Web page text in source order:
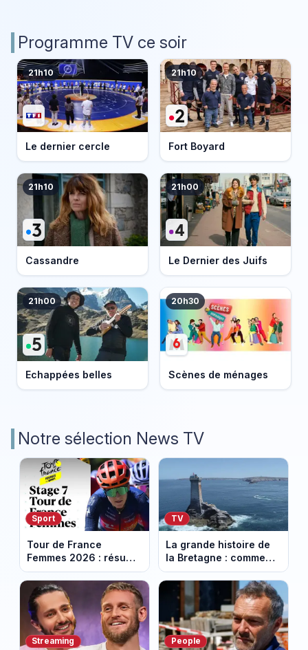
Programme TV ce soir
21h10
Le dernier cercle
21h10
Fort Boyard
21h10
Cassandre
21h00
Le Dernier des Juifs
21h00
Echappées belles
20h30
Scènes de ménages
Notre sélection News TV
Sport
Tour de France
Femmes 2026 : résumé
vidéo de la 7e étape
avec l'ascension du
Mont Ventoux
TV
La grande histoire de
la Bretagne : comment
les Bretons ont
défendu leur culture
au fil des décennies
Streaming People